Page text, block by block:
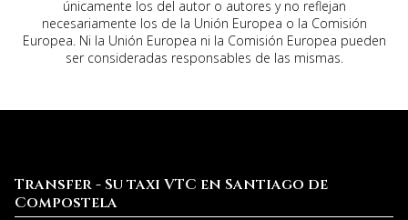
únicamente los del autor o autores y no reflejan
necesariamente los de la Unión Europea o la Comisión
Europea. Ni la Unión Europea ni la Comisión Europea pueden
ser consideradas responsables de las mismas.
Transfer - Su taxi VTC en Santiago de
Compostela